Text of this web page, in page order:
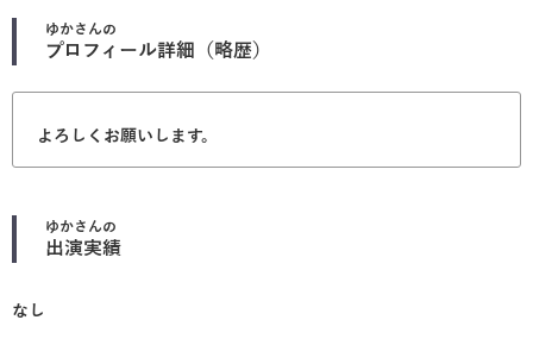
ゆかさんの
プロフィール詳細（略歴）
よろしくお願いします。
ゆかさんの
出演実績
なし